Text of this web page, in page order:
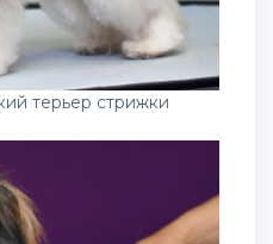
терьер стрижки